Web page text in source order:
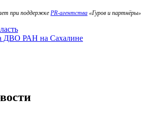
при поддержке PR-агентства «Гуров и партнёры»
ДВО РАН на Сахалине